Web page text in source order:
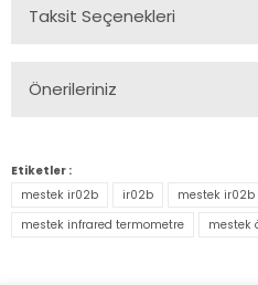
Taksit Seçenekleri
Önerileriniz
konularda yetersiz gördüğünüz
kullanarak tarafımıza
Etiketler :
mestek ir02b
ir02b
mestek ir02b
mestek infrared termometre
mestek